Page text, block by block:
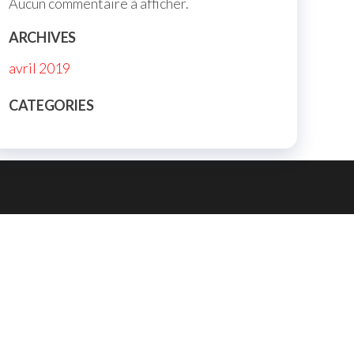
ARCHIVES
avril 2019
CATEGORIES